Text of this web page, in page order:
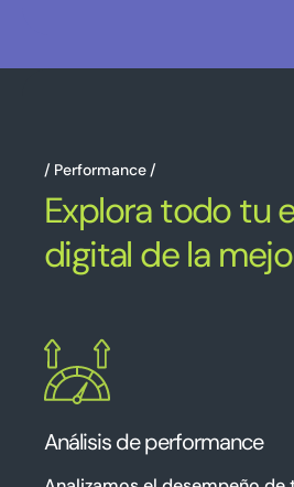
Performance
Explora todo tu
digital de la
Análisis de performance